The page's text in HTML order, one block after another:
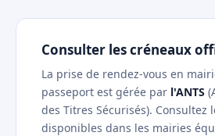
Consulter les créneaux
La prise de rendez-vous en
passeport est gérée par l'ANTS
des Titres Sécurisés). Consultez
disponibles dans les mairies